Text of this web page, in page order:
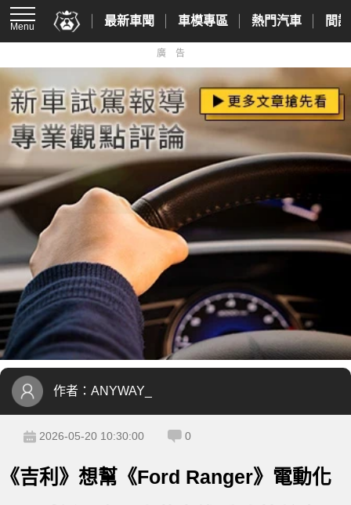
Menu 最新車聞 車模專區 熱門汽車 間
廣告
作者： ANYWAY_
2026-05-20 10:30:00 0
《吉利》想幫《Ford Ranger》電動化